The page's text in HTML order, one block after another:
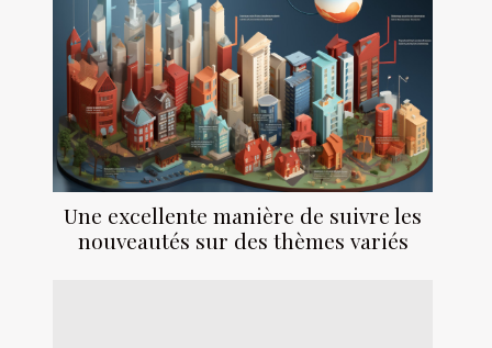
Une excellente manière de suivre les
nouveautés sur des thèmes variés